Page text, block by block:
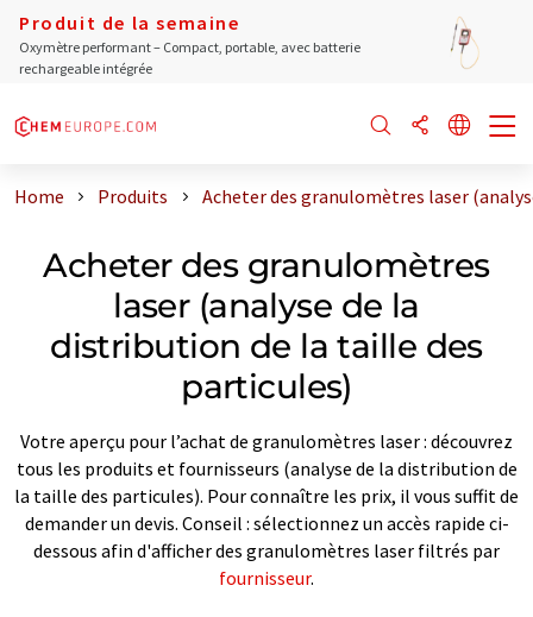
Produit de la semaine
Oxymètre performant – Compact, portable, avec batterie
rechargeable intégrée
Home Produits Acheter des granulomètres laser
Acheter des granulomètres
laser (analyse de la
distribution de la taille des
particules)
Votre aperçu pour l’achat de granulomètres laser : découvrez
tous les produits et fournisseurs (analyse de la distribution de
la taille des particules). Pour connaître les prix, il vous suffit de
demander un devis. Conseil : sélectionnez un accès rapide ci-
dessous afin d'afficher des granulomètres laser filtrés par
fournisseur.